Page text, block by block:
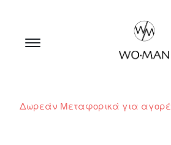
Δωρεάν Μεταφορικά για